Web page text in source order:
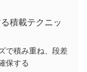
積載テクニッ
で積み重ね、段差
保する